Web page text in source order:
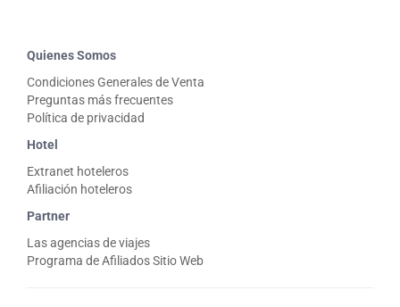
Quienes Somos
Condiciones Generales de Venta
Preguntas más frecuentes
Política de privacidad
Hotel
Extranet hoteleros
Afiliación hoteleros
Partner
Las agencias de viajes
Programa de Afiliados Sitio Web